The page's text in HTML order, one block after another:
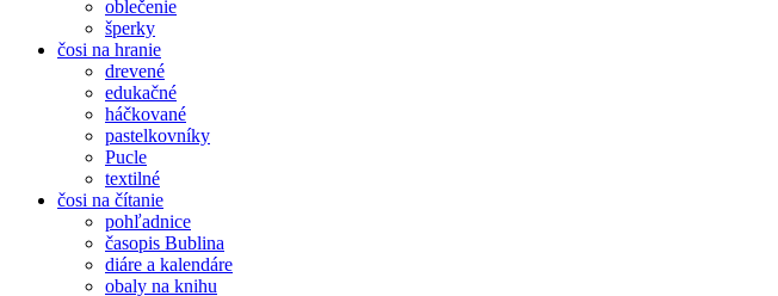
oblečenie
šperky
čosi na hranie
drevené
edukačné
háčkované
pastelkovníky
Pucle
textilné
čosi na čítanie
pohľadnice
časopis Bublina
diáre a kalendáre
obaly na knihu